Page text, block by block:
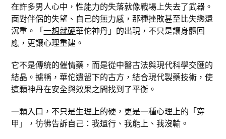
在許多男人心中，性能力的失落就像戰場上失去了武器。
面對伴侶的失望、自己的無力感，那種挫敗甚至比失戀還
沉重。「一想就硬華佗神丹」的出現，不只是讓身體回
應，更讓心理重建。
它不是傳統的催情藥，而是從中醫古法與現代科學交匯的
結晶。據稱，華佗遺留下的古方，結合現代製藥技術，使
這顆神丹在安全與效果之間找到了平衡。
一顆入口，不只是生理上的硬，更是一種心理上的「穿
甲」，彷彿告訴自己：我還行、我能上、我沒輸。